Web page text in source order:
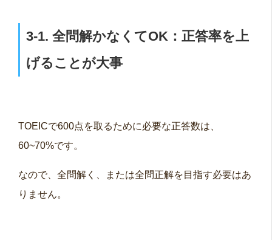
3-1. 全問解かなくてOK：正答率を上
げることが大事
TOEICで600点を取るために必要な正答数は、
60~70%です。
なので、全問解く、または全問正解を目指す必要はあ
りません。